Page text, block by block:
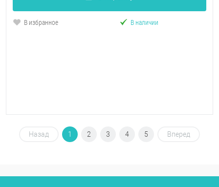
В избранное В наличии
Назад 1 2 3 4 5 Вперед